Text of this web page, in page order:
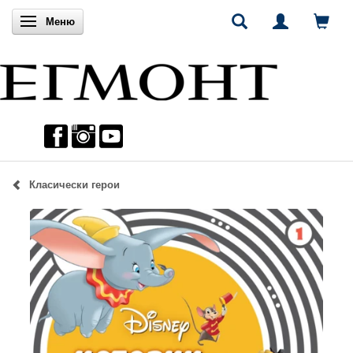
Включи навигацията
Меню
Класически герои